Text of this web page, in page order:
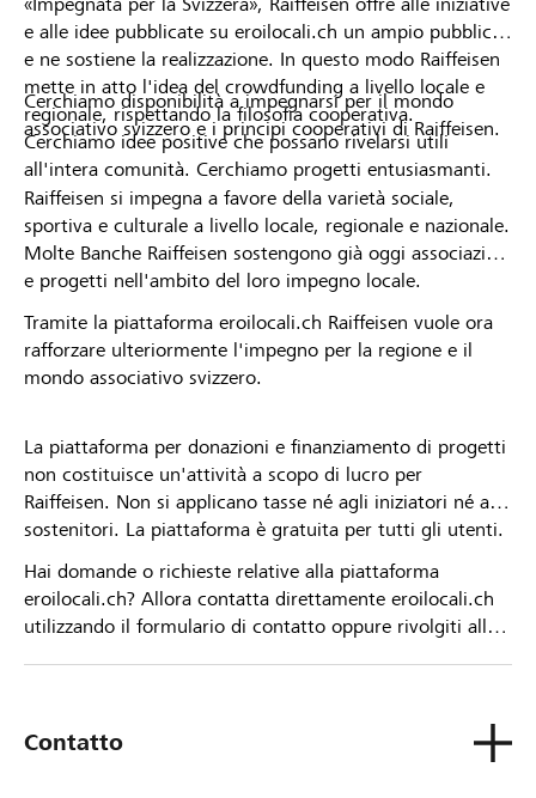
e alle idee pubblicate su eroilocali.ch un ampio pubblico
e ne sostiene la realizzazione. In questo modo Raiffeisen
mette in atto l'idea del crowdfunding a livello locale e
regionale, rispettando la filosofia cooperativa.
Cerchiamo idee positive che possano rivelarsi utili
all'intera comunità. Cerchiamo progetti entusiasmanti.
Cerchiamo disponibilità a impegnarsi per il mondo
associativo svizzero e i principi cooperativi di Raiffeisen.
Raiffeisen si impegna a favore della varietà sociale,
sportiva e culturale a livello locale, regionale e nazionale.
Molte Banche Raiffeisen sostengono già oggi associazioni
e progetti nell'ambito del loro impegno locale.
Tramite la piattaforma eroilocali.ch Raiffeisen vuole ora
rafforzare ulteriormente l'impegno per la regione e il
mondo associativo svizzero.
La piattaforma per donazioni e finanziamento di progetti
non costituisce un'attività a scopo di lucro per
Raiffeisen. Non si applicano tasse né agli iniziatori né ai
sostenitori. La piattaforma è gratuita per tutti gli utenti.
Hai domande o richieste relative alla piattaforma
eroilocali.ch? Allora contatta direttamente eroilocali.ch
utilizzando il formulario di contatto oppure rivolgiti alla
Contatto